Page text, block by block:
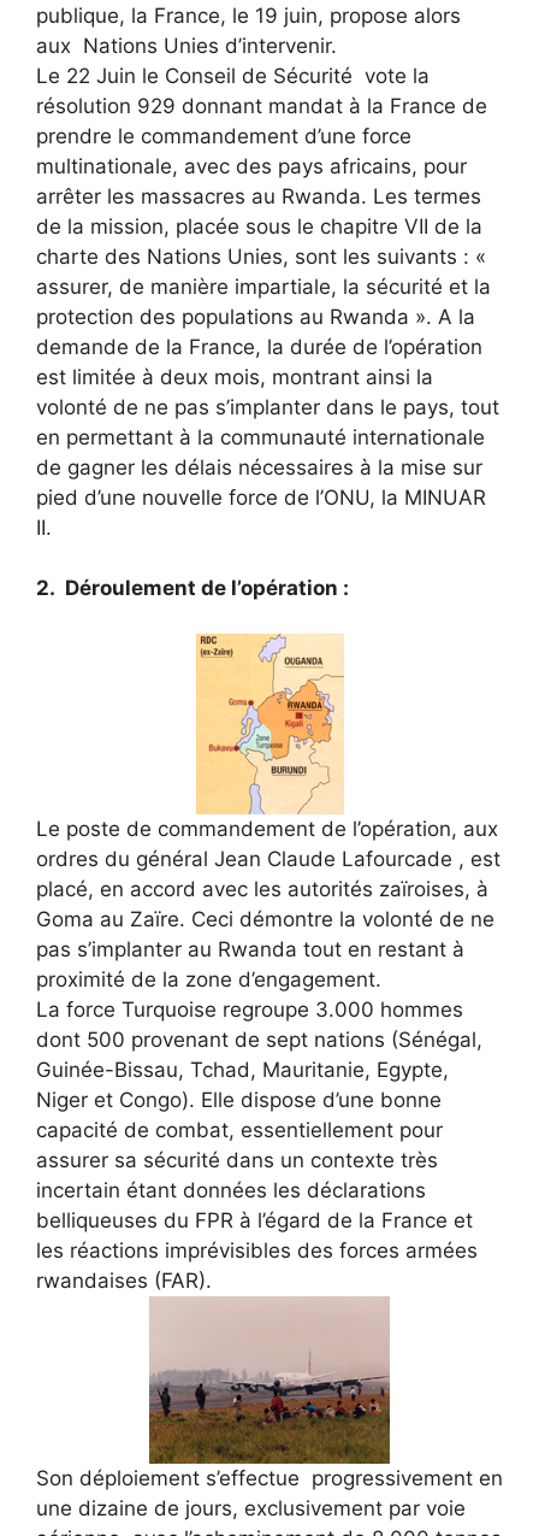
publique, la France, le 19 juin, propose alors
aux Nations Unies d’intervenir.
Le 22 Juin le Conseil de Sécurité vote la
résolution 929 donnant mandat à la France de
prendre le commandement d’une force
multinationale, avec des pays africains, pour
arrêter les massacres au Rwanda. Les termes
de la mission, placée sous le chapitre VII de la
charte des Nations Unies, sont les suivants : «
assurer, de manière impartiale, la sécurité et la
protection des populations au Rwanda ». A la
demande de la France, la durée de l’opération
est limitée à deux mois, montrant ainsi la
volonté de ne pas s’implanter dans le pays, tout
en permettant à la communauté internationale
de gagner les délais nécessaires à la mise sur
pied d’une nouvelle force de l’ONU, la MINUAR
II.
2. Déroulement de l’opération :
Le poste de commandement de l’opération, aux
ordres du général Jean Claude Lafourcade , est
placé, en accord avec les autorités zaïroises, à
Goma au Zaïre. Ceci démontre la volonté de ne
pas s’implanter au Rwanda tout en restant à
proximité de la zone d’engagement.
La force Turquoise regroupe 3.000 hommes
dont 500 provenant de sept nations (Sénégal,
Guinée-Bissau, Tchad, Mauritanie, Egypte,
Niger et Congo). Elle dispose d’une bonne
capacité de combat, essentiellement pour
assurer sa sécurité dans un contexte très
incertain étant données les déclarations
belliqueuses du FPR à l’égard de la France et
les réactions imprévisibles des forces armées
rwandaises (FAR).
Son déploiement s’effectue progressivement en
une dizaine de jours, exclusivement par voie